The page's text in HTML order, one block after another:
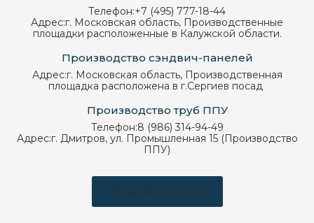
Телефон:+7 (495) 777-18-44
Адрес:г. Московская область, Производственные
площадки расположенные в Калужской области.
Производство сэндвич-панелей
Адрес:г. Московская область, Производственная
площадка расположена в г.Сергиев посад
Производство труб ППУ
Телефон:8 (986) 314-94-49
Адрес:г. Дмитров, ул. Промышленная 15 (Производство
ППУ)
Заказать звонок